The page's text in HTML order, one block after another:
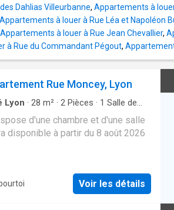
Dahlias Villeurbanne, Appartements à
Appartements à louer à Rue Léa et Napoléon
Appartements à louer à Rue Jean Chevallier,
à Rue du Commandant Pégout,
Rue Moncey, Lyon
Lyon · 28 m² · 2 Pièces · 1 Salle de
d'une chambre et d'une salle
disponible à partir du 8 août 2026
Voir les détails